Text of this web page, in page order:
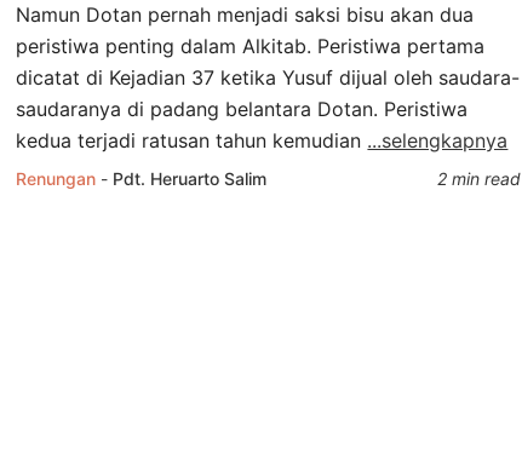
Namun Dotan pernah menjadi saksi bisu akan dua
peristiwa penting dalam Alkitab. Peristiwa pertama
dicatat di Kejadian 37 ketika Yusuf dijual oleh saudara-
saudaranya di padang belantara Dotan. Peristiwa
kedua terjadi ratusan tahun kemudian ...selengkapnya
Renungan - Pdt. Heruarto Salim 2 min read